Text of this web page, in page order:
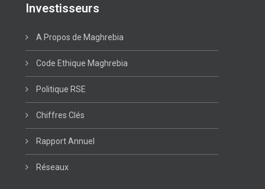
Investisseurs
A Propos de Maghrebia
Code Ethique Maghrebia
Politique RSE
Chiffres Clés
Rapport Annuel
Réseaux